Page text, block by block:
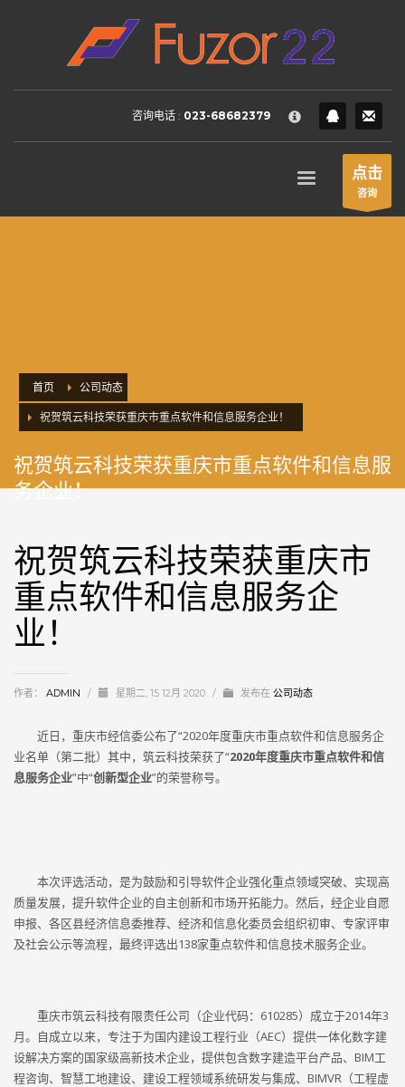
HOW TO SHOP
Login or create new account.
2 Review your order.
FREEshipment
If you still have problems, please let us know, by sending an
SHOWROOM HOURS
咨询电话 : 023-68682379
点击
咨询
首页
公司动态
祝贺筑云科技荣获重庆市重点软件和信息服务企业！
祝贺筑云科技荣获重庆市重点软件和信息服
务企业！
祝贺筑云科技荣获重庆市
重点软件和信息服务企
业！
作者： ADMIN / 星期二, 15 12月 2020 / 发布在 公司动态
近日，重庆市经信委公布了“2020年度重庆市重点软件和信息服务企
业名单（第二批）其中，筑云科技荣获了“2020年度重庆市重点软件和信
息服务企业”中“创新型企业”的荣誉称号。
本次评选活动，是为鼓励和引导软件企业强化重点领域突破、实现高
质量发展，提升软件企业的自主创新和市场开拓能力。然后，经企业自愿
申报、各区县经济信息委推荐、经济和信息化委员会组织初审、专家评审
及社会公示等流程，最终评选出138家重点软件和信息技术服务企业。
重庆市筑云科技有限责任公司（企业代码：610285）成立于2014年3
月。自成立以来，专注于为国内建设工程行业（AEC）提供一体化数字建
设解决方案的国家级高新技术企业，提供包含数字建造平台产品、BIM工
程咨询、智慧工地建设、建设工程领域系统研发与集成、BIMVR（工程虚